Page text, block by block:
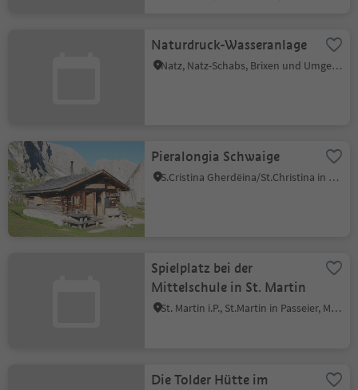
Naturdruck-Wasseranlage
Natz, Natz-Schabs, Brixen und Umgebung
Pieralongia Schwaige
S.Cristina Gherdëina/St.Christina in Gröden, St.Christina in Gröden, Dolomitenregion Gröden
Spielplatz bei der
Mittelschule in St. Martin
St. Martin i.P., St.Martin in Passeier, Meran und Umgebung
Die Tolder Hütte im